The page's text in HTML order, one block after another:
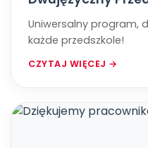
Uniwersalny program,
każde przedszkole!
CZYTAJ WIĘCEJ →